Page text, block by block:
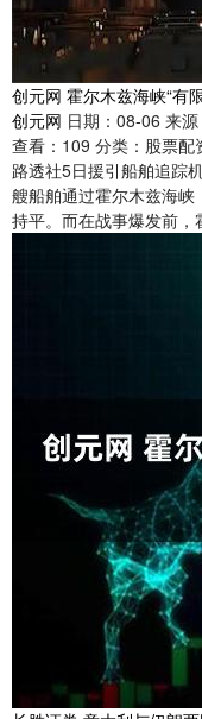
创元网 霍尔木兹海峡“有
创元网 日期：08-06 来
查看： 109 分类： 股票配
路透社5日援引船舶追踪
艘船舶通过霍尔木兹海
持平。而在战事爆发前，